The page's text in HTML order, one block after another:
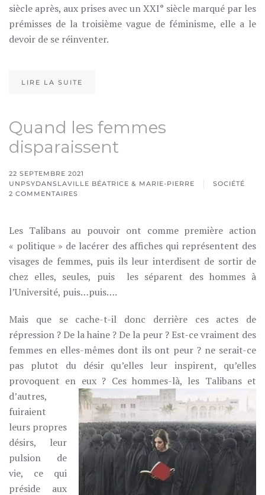
siècle après, aux prises avec un XXI° siècle marqué par les
prémisses de la troisième vague de féminisme, elle a le
devoir de se réinventer.
LIRE LA SUITE
Quand les femmes
disparaissent
22 SEPTEMBRE 2021
UNPSYDANSLAVILLE BÉATRICE & MARIE-PIERRE
SOCIÉTÉ
2 COMMENTAIRES
SUR
FEMMES
Les Talibans au pouvoir ont comme première action
« politique » de lacérer des affiches qui représentent des
visages de femmes, puis ils leur interdisent de sortir de
chez elles, seules, puis les séparent des hommes à
l’Université, puis…puis….
Mais que se cache-t-il donc derrière ces actes de
répression ? De la haine ? De la peur ? Est-ce vraiment des
femmes en elles-mêmes dont ils ont peur ? ne serait-ce
pas plutot du désir qu’elles leur inspirent, qu’elles
provoquent en eux ? Ces hommes-là, les Talibans et
d’autres,
fuiraient
leurs propres
désirs, leur
pulsion de
vie, ce qui
préside aux